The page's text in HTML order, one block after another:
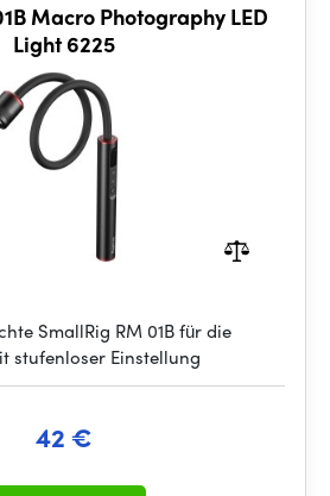
Macro Photography LED
Light 6225
SmallRig RM 01B für die
stufenloser Einstellung
42 €